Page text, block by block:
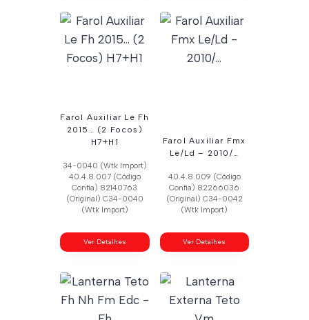
Farol Auxiliar Le Fh
2015… (2 Focos)
H7+H1
34-0040 (Wtk Import)
40.4.8.007 (Código
Confia) 82140763
(Original) C34-0040
(Wtk Import)
Ver Detalhes
Farol Auxiliar Fmx
Le/Ld – 2010/…
40.4.8.009 (Código
Confia) 82266036
(Original) C34-0042
(Wtk Import)
Ver Detalhes